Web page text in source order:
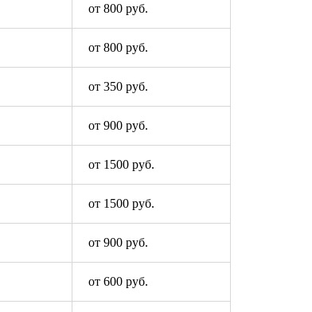
от 800 руб.
от 800 руб.
от 350 руб.
от 900 руб.
от 1500 руб.
от 1500 руб.
от 900 руб.
от 600 руб.